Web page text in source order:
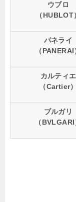
ウブロ
（HUBLOT
パネライ
（PANERAI
カルティエ
（Cartier）
ブルガリ
（BVLGARI